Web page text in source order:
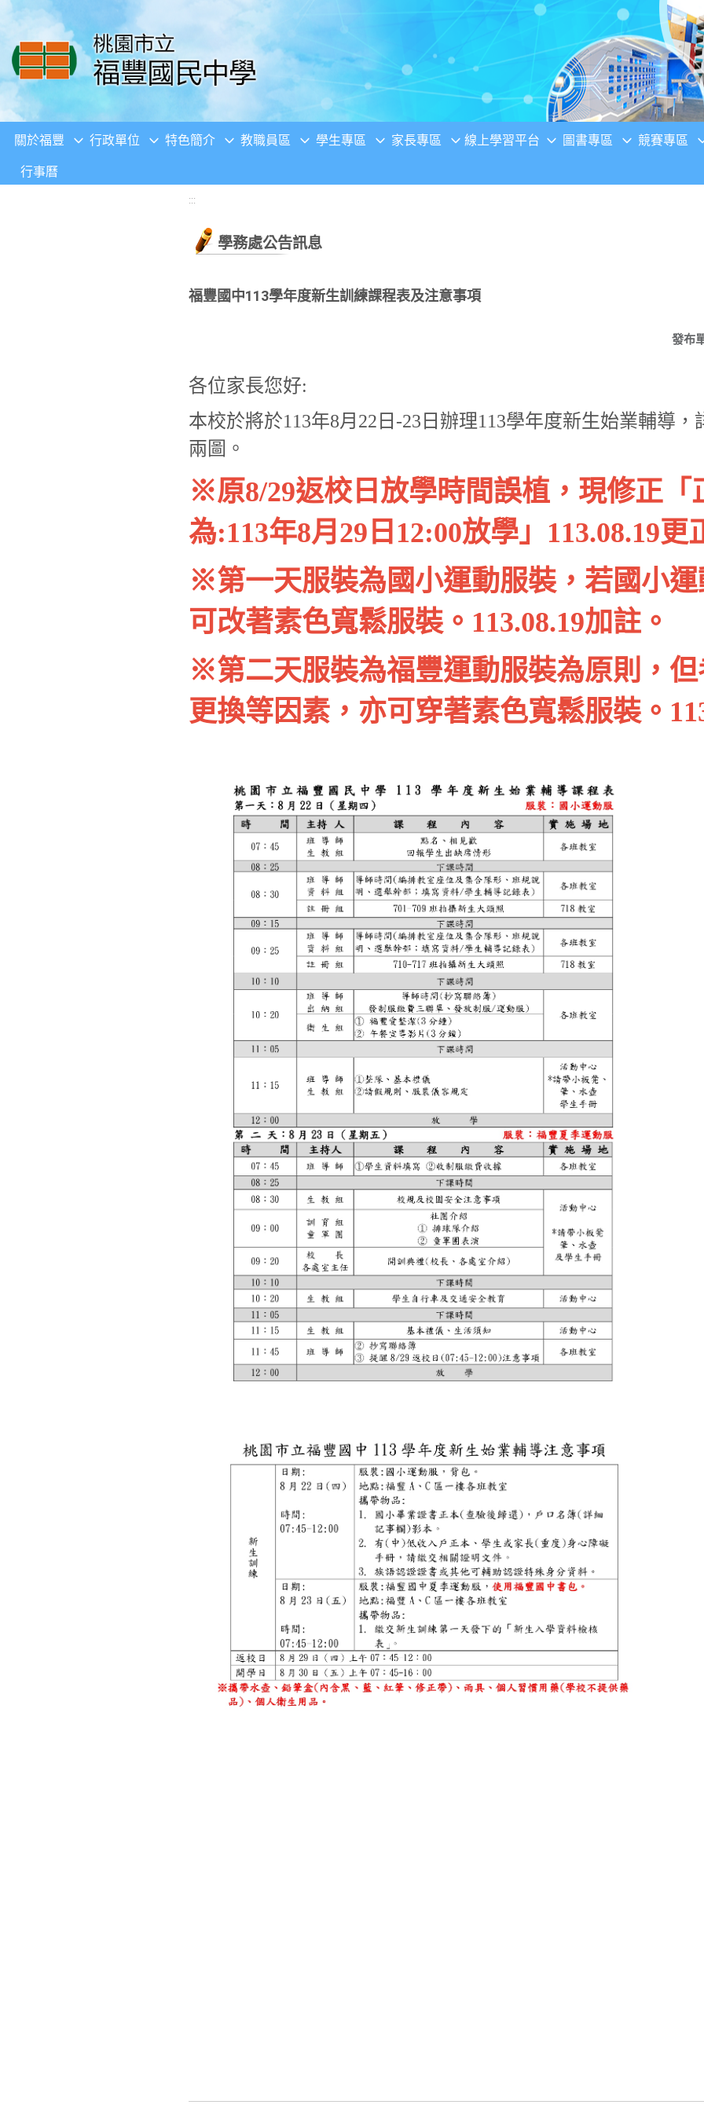
移至網頁之主要內容區位置
關於福豐 行政單位 特色簡介 教職員區 學生專區 家長專區 線上學習平台 圖書專區 競賽專區
行事曆
:::
學務處公告訊息
福豐國中113學年度新生訓練課程表及注意事項
發布
各位家長您好:
本校於將於113年8月22日-23日辦理113學年度新生始業輔導
兩圖。
※原8/29返校日放學時間誤植，現修正「
為:113年8月29日12:00放學」113.08.19更
※第一天服裝為國小運動服裝，若國小運
可改著素色寬鬆服裝。113.08.19加註。
※第二天服裝為福豐運動服裝為原則，
更換等因素，亦可穿著素色寬鬆服裝。